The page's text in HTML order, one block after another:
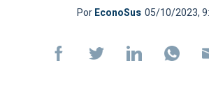
PorEconoSus 05/10/2023,